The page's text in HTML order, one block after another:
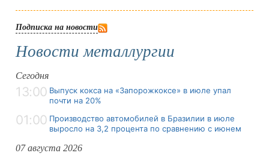
Подписка на новости
Новости металлургии
Сегодня
13:00 Выпуск кокса на «Запорожкоксе» в июле упал
почти на 20%
01:00 Производство автомобилей в Бразилии в июле
выросло на 3,2 процента по сравнению с июнем
07 августа 2026